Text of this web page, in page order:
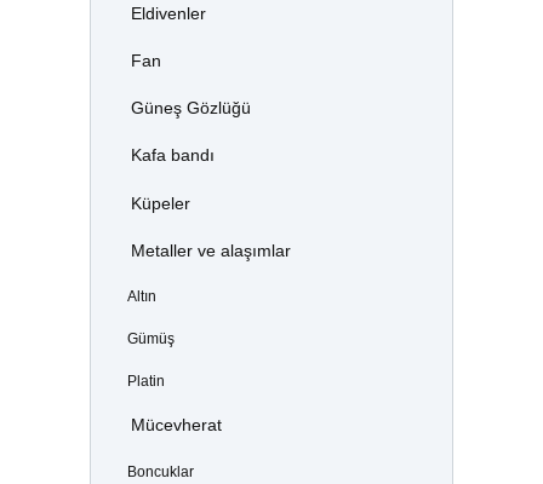
Eldivenler
Fan
Güneş Gözlüğü
Kafa bandı
Küpeler
Metaller ve alaşımlar
Altın
Gümüş
Platin
Mücevherat
Boncuklar